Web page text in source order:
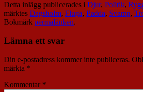
Detta inlägg publicerades i Djur, Politik,
märktes Dagsholm, Fluga, Padda, Svamp,
Bokmärk permalänken.
Lämna ett svar
Din e-postadress kommer inte publiceras.
märkta *
Kommentar *